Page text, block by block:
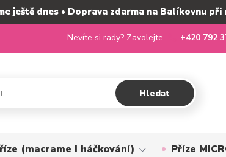
ještě dnes • Doprava zdarma na Balíkovnu při
Hledat
Nevíte si rady? Zavolejte. +420 792
(macrame i háčkování) Příze